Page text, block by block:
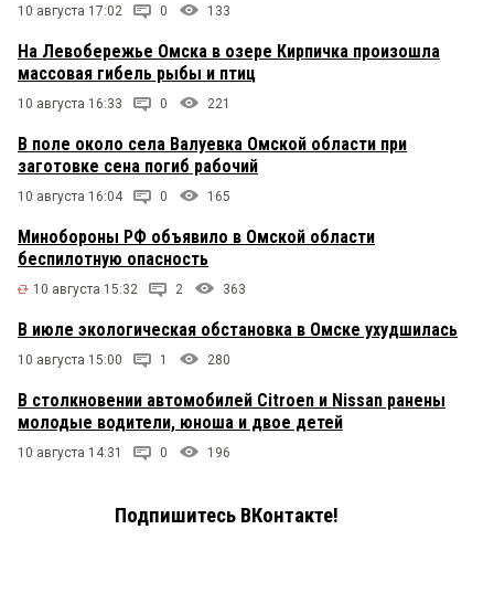
10 августа 17:02 0 133
На Левобережье Омска в озере Кирпичка произошла
массовая гибель рыбы и птиц
10 августа 16:33 0 221
В поле около села Валуевка Омской области при
заготовке сена погиб рабочий
10 августа 16:04 0 165
Минобороны РФ объявило в Омской области
беспилотную опасность
10 августа 15:32 2 363
В июле экологическая обстановка в Омске ухудшилась
10 августа 15:00 1 280
В столкновении автомобилей Citroen и Nissan ранены
молодые водители, юноша и двое детей
10 августа 14:31 0 196
Подпишитесь ВКонтакте!